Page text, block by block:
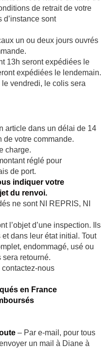
de retrait de votre
sont
un ou deux jours ouvrés
13h seront expédiées le
expédiées le lendemain.
vendredi, le colis sera
article dans un délai de 14
de votre commande.
charge.
réglé pour
de port.
indiquer votre
du renvoi.
ne sont NI REPRIS, NI
l’objet d’une inspection. Ils
dans leur état initial. Tout
endommagé, usé ou
sera retourné.
contactez-nous
en France
– Par e-mail, pour tous
un mail à Diane à